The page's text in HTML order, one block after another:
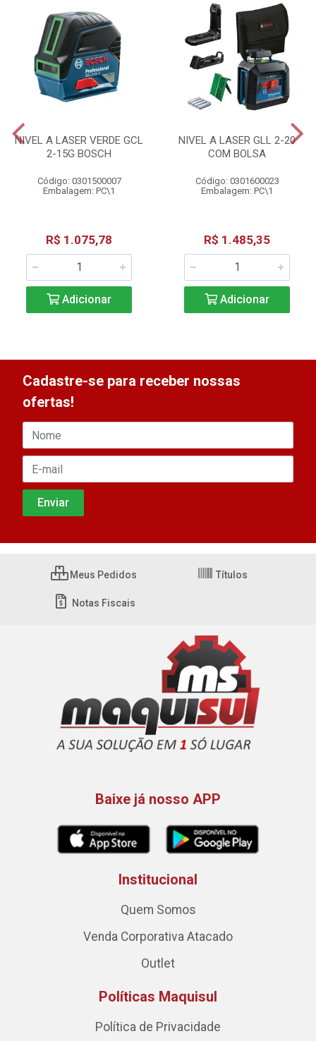
NIVEL A LASER VERDE GCL
2-15G BOSCH
Código: 0301500007
Embalagem: PC\1
R$ 1.075,78
Adicionar
NIVEL A LASER GLL 2-20
COM BOLSA
Código: 0301600023
Embalagem: PC\1
R$ 1.485,35
Adicionar
Cadastre-se para receber nossas
ofertas!
Meus Pedidos Títulos
Notas Fiscais
Baixe já nosso APP
Institucional
Quem Somos
Venda Corporativa Atacado
Outlet
Políticas Maquisul
Política de Privacidade